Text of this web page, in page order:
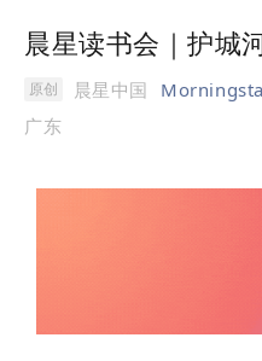
晨星读书会｜护城
原创 晨星中国
广东